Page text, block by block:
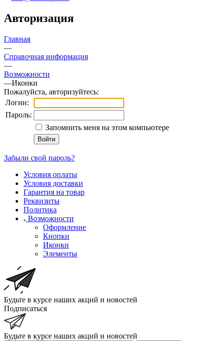
Авторизация
Главная
—
Справочная информация
—
Возможности
—Иконки
Пожалуйста, авторизуйтесь:
Логин:
Пароль:
Запомнить меня на этом компьютере
Забыли свой пароль?
Условия оплаты
Условия доставки
Гарантия на товар
Реквизиты
Политика
Возможности
Оформление
Кнопки
Иконки
Элементы
Будьте в курсе наших акций и новостей
Подписаться
Будьте в курсе наших акций и новостей